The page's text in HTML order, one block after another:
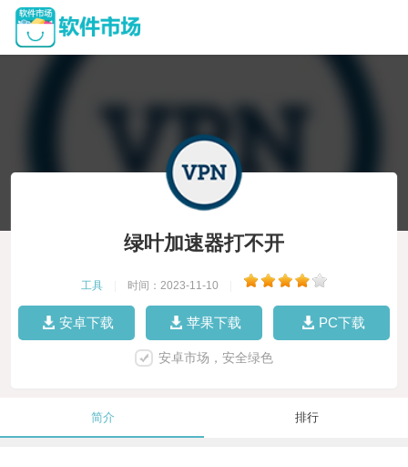
绿叶加速器打不开
工具 时间：2023-11-10
安卓下载 苹果下载 PC下载
安卓市场，安全绿色
简介 排行